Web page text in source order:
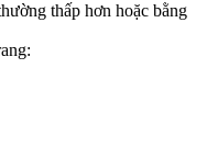
thấp hơn hoặc bằng